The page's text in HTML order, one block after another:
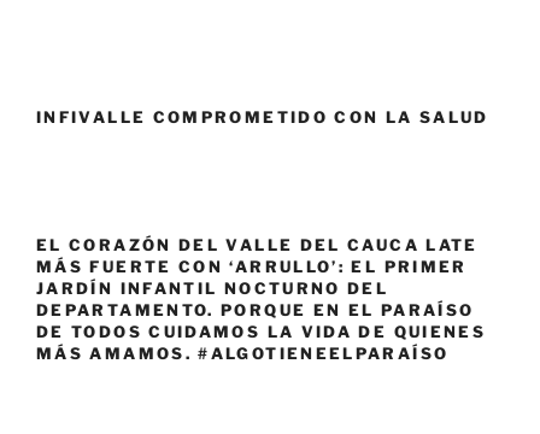
INFIVALLE COMPROMETIDO CON LA SALUD
EL CORAZÓN DEL VALLE DEL CAUCA LATE
MÁS FUERTE CON ‘ARRULLO’: EL PRIMER
JARDÍN INFANTIL NOCTURNO DEL
DEPARTAMENTO. PORQUE EN EL PARAÍSO
DE TODOS CUIDAMOS LA VIDA DE QUIENES
MÁS AMAMOS. #ALGOTIENEELPARAÍSO